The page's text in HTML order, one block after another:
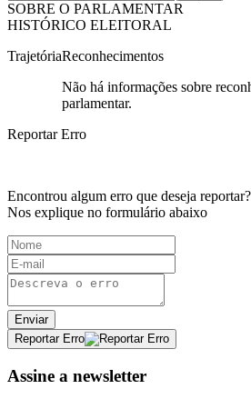
SOBRE O PARLAMENTAR
HISTÓRICO ELEITORAL
TrajetóriaReconhecimentos
Não há informações sobre
parlamentar.
Reportar Erro
Encontrou algum erro que deseja reportar?
Nos explique no formulário abaixo
Enviar
Reportar Erro
Assine a newsletter